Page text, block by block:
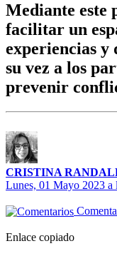
Mediante este
facilitar un
experiencias y
su vez a los
prevenir
CRISTINA
Lunes, 01 Mayo 2023 a
Enlace copiado